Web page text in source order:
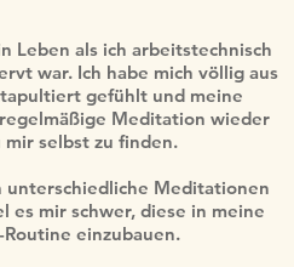
Leben als ich arbeitstechnisch
war. Ich habe mich völlig aus
gefühlt und meine
Meditation wieder
mir selbst zu finden.
unterschiedliche Meditationen
es mir schwer, diese in meine
einzubauen.